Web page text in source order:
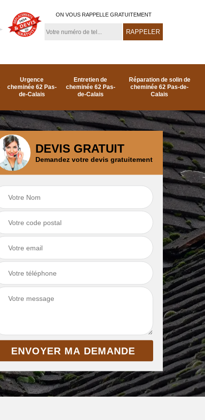
ON VOUS RAPPELLE GRATUITEMENT
Urgence
cheminée 62 Pas-
de-Calais
Entretien de
cheminée 62 Pas-
de-Calais
Réparation de solin de
cheminée 62 Pas-de-
Calais
62 Pas-de-Calais
Réparation de
cheminée 62 Pas-
de-Calais
DEVIS GRATUIT
Demandez votre devis gratuitement